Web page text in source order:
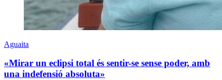
Aguaita
«Mirar un eclipsi total és sentir-se sense poder, amb
una indefensió absoluta»